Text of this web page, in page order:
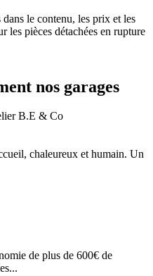
dans le contenu, les prix et les
les pièces détachées en rupture
nos garages
B.E & Co
chaleureux et humain. Un
de plus de 600€ de